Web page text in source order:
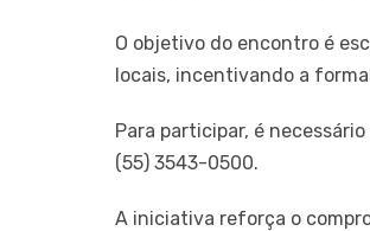
O objetivo do encontro é
locais, incentivando a
Para participar, é
(55) 3543-0500.
A iniciativa reforça o